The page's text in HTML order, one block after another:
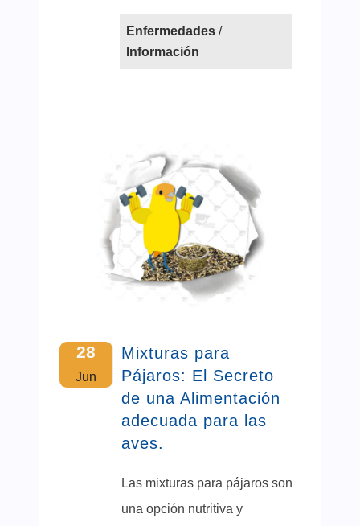
Enfermedades /
Información
28
Jun
Mixturas para
Pájaros: El Secreto
de una Alimentación
adecuada para las
aves.
Las mixturas para pájaros son
una opción nutritiva y